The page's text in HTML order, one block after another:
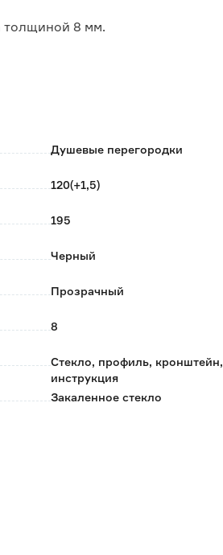
толщиной 8 мм.
подвержен коррозии.
из прочного картона.
Душевые перегородки
120(+1,5)
195
Черный
Прозрачный
8
Стекло, профиль, кронштейн,
инструкция
Закаленное стекло